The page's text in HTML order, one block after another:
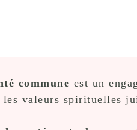
commune est un
les valeurs spirituelles